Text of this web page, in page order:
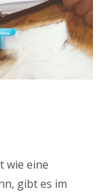
wie eine
gibt es im